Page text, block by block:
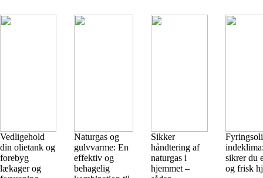
Vedligehold
din olietank og
forebyg
lækager og
Naturgas og
gulvvarme: En
effektiv og
behagelig
Sikker
håndtering af
naturgas i
hjemmet –
sikrer du
og frisk